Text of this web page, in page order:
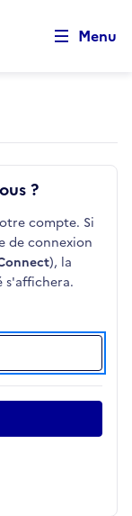
Menu
?
compte. Si
de connexion
), la
s'affichera.